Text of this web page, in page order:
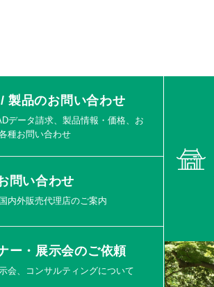
製品のお問い合わせ
データ請求、製品情報・価格、お
種お問い合わせ
問い合わせ
内外販売代理店のご案内
ー・展示会のご依頼
会、コンサルティングについて